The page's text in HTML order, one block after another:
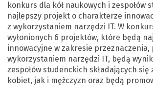
konkurs dla kół naukowych i zespołów
najlepszy projekt o charakterze
z wykorzystaniem narzędzi IT. W
wyłonionych 6 projektów, które będą
innowacyjne w zakresie przeznaczenia,
wykorzystaniem narzędzi IT, będą
zespołów studenckich składających się
kobiet, jak i mężczyzn oraz będą